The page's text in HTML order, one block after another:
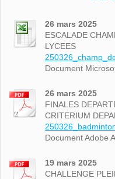
26 mars 2025
ESCALADE
LYCEES
Document
26 mars 2025
FINALES
CRITERIUM
Document Adobe
19 mars 2025
CHALLENGE